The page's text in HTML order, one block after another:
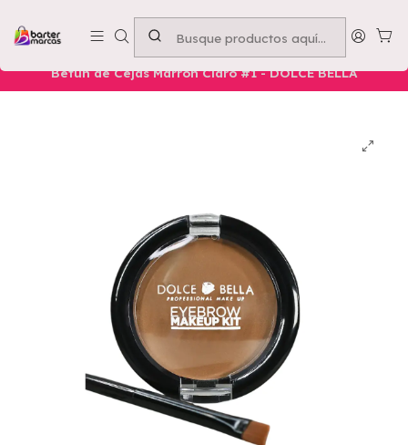
Emprende con nosotros -Compra mínima $50.000
Nuestros Productos Belleza Rostro
Betún de Cejas Marrón Claro #1 - DOLCE BELLA